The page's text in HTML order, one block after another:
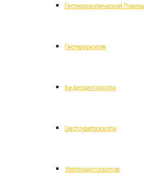
Гистероскопической Помпы
Гистероскопов
Видеоцистоскопа
Цистоуретроскопа
Уретроцистоскопов